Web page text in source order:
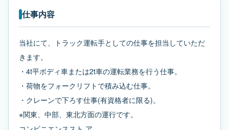
仕事内容
当社にて、トラック運転手としての仕事を担当していただ
きます。
・4t平ボディ車または2t車の運転業務を行う仕事。
・荷物をフォークリフトで積み込む仕事。
・クレーンで下ろす仕事(有資格者に限る)。
※関東、中部、東北方面の運行です。